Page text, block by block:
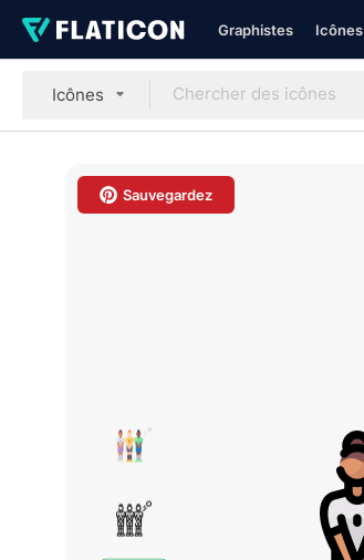
Graphistes Icônes
Icônes
Sauvegardez